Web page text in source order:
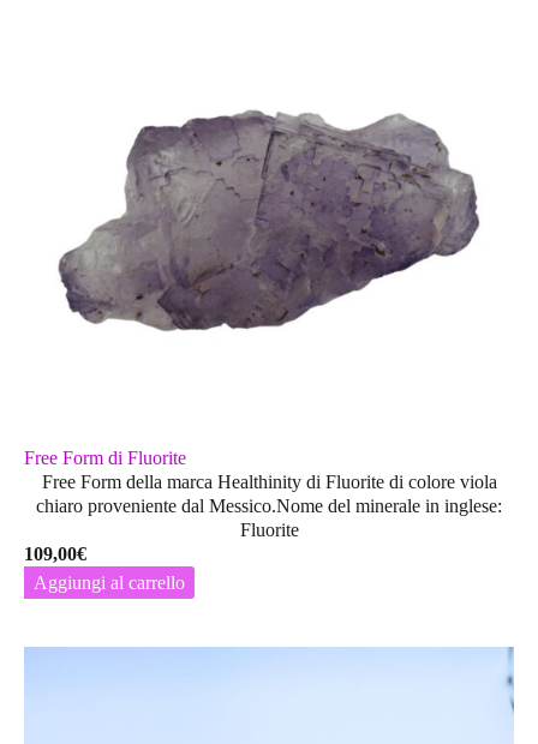
Free Form di Fluorite
Free Form della marca Healthinity di Fluorite di colore viola
chiaro proveniente dal Messico.Nome del minerale in inglese:
Fluorite
109,00€
Aggiungi al carrello